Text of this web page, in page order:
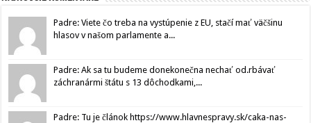
Padre: Viete čo treba na vystúpenie z EU, stačí mať väčšinu
hlasov v našom parlamente a...
Padre: Ak sa tu budeme donekonečna nechať od.rbávať
záchranármi štátu s 13 dôchodkami,...
Padre: Tu je článok https://www.hlavnespravy.sk/caka-nas-